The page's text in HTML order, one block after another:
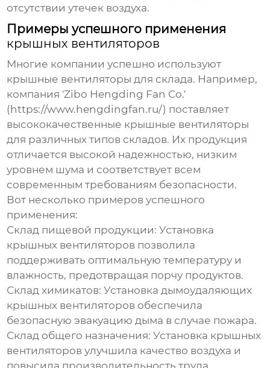
отсутствии утечек воздуха.
Примеры успешного применения
крышных вентиляторов
Многие компании успешно используют
крышные вентиляторы для склада. Например,
компания 'Zibo Hengding Fan Co.'
( https://www.hengdingfan.ru/) поставляет
высококачественные крышные вентиляторы
для различных типов складов. Их продукция
отличается высокой надежностью, низким
уровнем шума и соответствует всем
современным требованиям безопасности.
Вот несколько примеров успешного
применения:
Склад пищевой продукции: Установка
крышных вентиляторов позволила
поддерживать оптимальную температуру и
влажность, предотвращая порчу продуктов.
Склад химикатов: Установка дымоудаляющих
крышных вентиляторов обеспечила
безопасную эвакуацию дыма в случае пожара.
Склад общего назначения: Установка крышных
вентиляторов улучшила качество воздуха и